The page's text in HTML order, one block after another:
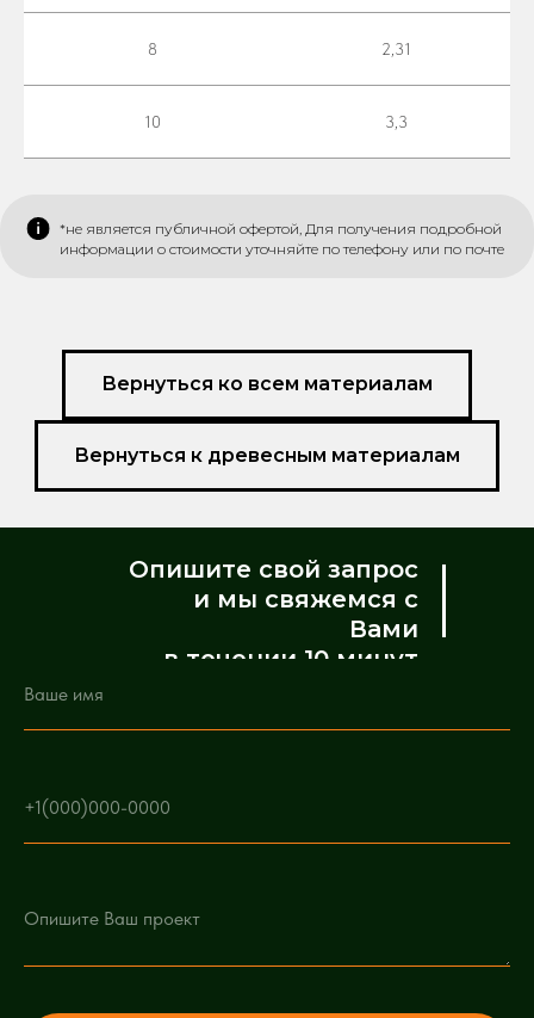
8 2,31
10 3,3
*не является публичной офертой, Для получения подробной
информации о стоимости уточняйте по телефону или по почте
Вернуться ко всем материалам
Вернуться к древесным материалам
Опишите свой запрос
и мы свяжемся с
Вами
в течении 10 минут